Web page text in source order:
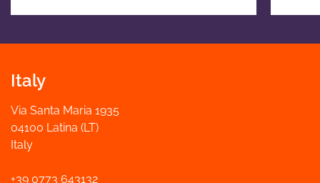
Italy
Via Santa Maria 1935
04100 Latina (LT)
Italy
+39 0773 643132